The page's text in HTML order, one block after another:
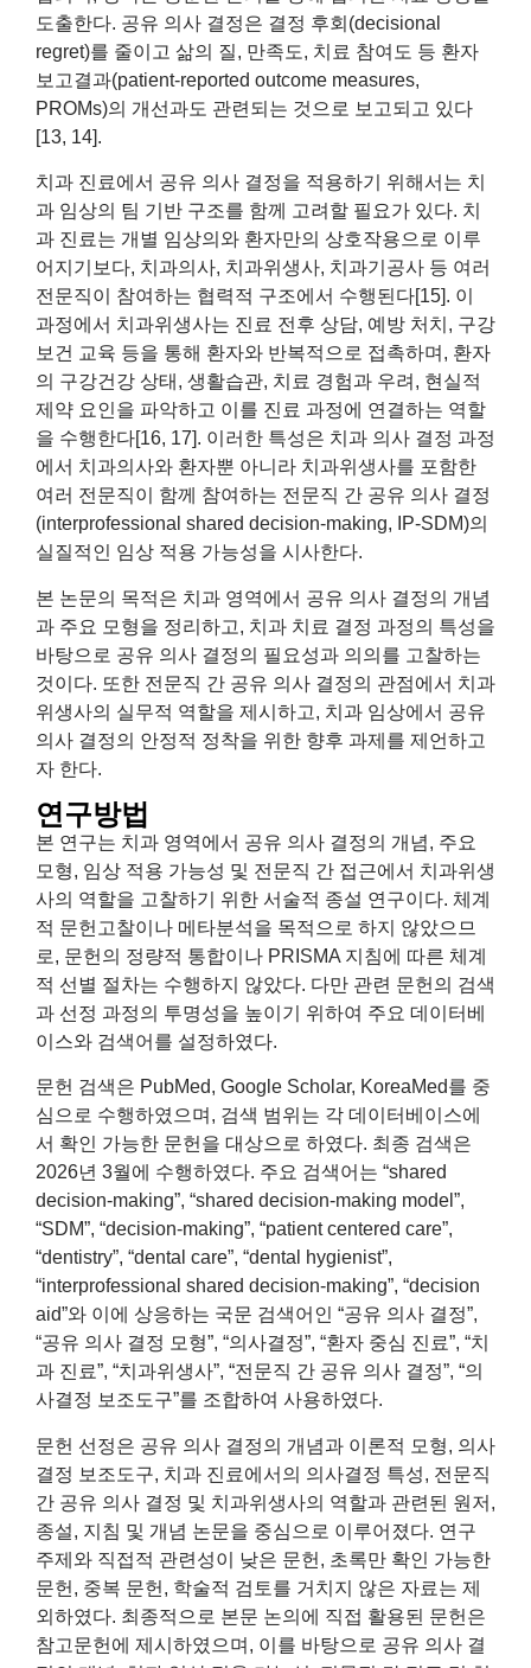
도출한다. 공유 의사 결정은 결정 후회(decisional
regret)를 줄이고 삶의 질, 만족도, 치료 참여도 등 환자
보고결과(patient-reported outcome measures,
PROMs)의 개선과도 관련되는 것으로 보고되고 있다
[13, 14].
치과 진료에서 공유 의사 결정을 적용하기 위해서는 치
과 임상의 팀 기반 구조를 함께 고려할 필요가 있다. 치
과 진료는 개별 임상의와 환자만의 상호작용으로 이루
어지기보다, 치과의사, 치과위생사, 치과기공사 등 여러
전문직이 참여하는 협력적 구조에서 수행된다[15]. 이
과정에서 치과위생사는 진료 전후 상담, 예방 처치, 구강
보건 교육 등을 통해 환자와 반복적으로 접촉하며, 환자
의 구강건강 상태, 생활습관, 치료 경험과 우려, 현실적
제약 요인을 파악하고 이를 진료 과정에 연결하는 역할
을 수행한다[16, 17]. 이러한 특성은 치과 의사 결정 과정
에서 치과의사와 환자뿐 아니라 치과위생사를 포함한
여러 전문직이 함께 참여하는 전문직 간 공유 의사 결정
(interprofessional shared decision-making, IP-SDM)의
실질적인 임상 적용 가능성을 시사한다.
본 논문의 목적은 치과 영역에서 공유 의사 결정의 개념
과 주요 모형을 정리하고, 치과 치료 결정 과정의 특성을
바탕으로 공유 의사 결정의 필요성과 의의를 고찰하는
것이다. 또한 전문직 간 공유 의사 결정의 관점에서 치과
위생사의 실무적 역할을 제시하고, 치과 임상에서 공유
의사 결정의 안정적 정착을 위한 향후 과제를 제언하고
자 한다.
연구방법
본 연구는 치과 영역에서 공유 의사 결정의 개념, 주요
모형, 임상 적용 가능성 및 전문직 간 접근에서 치과위생
사의 역할을 고찰하기 위한 서술적 종설 연구이다. 체계
적 문헌고찰이나 메타분석을 목적으로 하지 않았으므
로, 문헌의 정량적 통합이나 PRISMA 지침에 따른 체계
적 선별 절차는 수행하지 않았다. 다만 관련 문헌의 검색
과 선정 과정의 투명성을 높이기 위하여 주요 데이터베
이스와 검색어를 설정하였다.
문헌 검색은 PubMed, Google Scholar, KoreaMed를 중
심으로 수행하였으며, 검색 범위는 각 데이터베이스에
서 확인 가능한 문헌을 대상으로 하였다. 최종 검색은
2026년 3월에 수행하였다. 주요 검색어는 “shared
decision-making”, “shared decision-making model”,
“SDM”, “decision-making”, “patient centered care”,
“dentistry”, “dental care”, “dental hygienist”,
“interprofessional shared decision-making”, “decision
aid”와 이에 상응하는 국문 검색어인 “공유 의사 결정”,
“공유 의사 결정 모형”, “의사결정”, “환자 중심 진료”, “치
과 진료”, “치과위생사”, “전문직 간 공유 의사 결정”, “의
사결정 보조도구”를 조합하여 사용하였다.
문헌 선정은 공유 의사 결정의 개념과 이론적 모형, 의사
결정 보조도구, 치과 진료에서의 의사결정 특성, 전문직
간 공유 의사 결정 및 치과위생사의 역할과 관련된 원저,
종설, 지침 및 개념 논문을 중심으로 이루어졌다. 연구
주제와 직접적 관련성이 낮은 문헌, 초록만 확인 가능한
문헌, 중복 문헌, 학술적 검토를 거치지 않은 자료는 제
외하였다. 최종적으로 본문 논의에 직접 활용된 문헌은
참고문헌에 제시하였으며, 이를 바탕으로 공유 의사 결